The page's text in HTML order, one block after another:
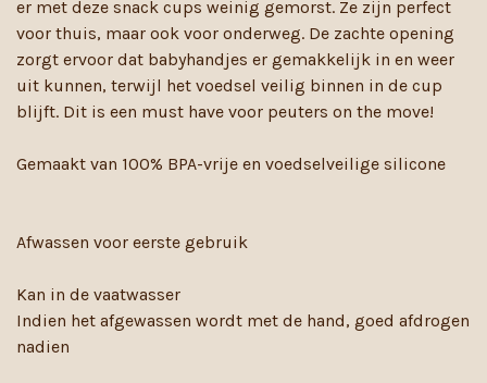
er met deze snack cups weinig gemorst. Ze zijn perfect
voor thuis, maar ook voor onderweg. De zachte opening
zorgt ervoor dat babyhandjes er gemakkelijk in en weer
uit kunnen, terwijl het voedsel veilig binnen in de cup
blijft. Dit is een must have voor peuters on the move!
Gemaakt van 100% BPA-vrije en voedselveilige silicone
Afwassen voor eerste gebruik
Kan in de vaatwasser
Indien het afgewassen wordt met de hand, goed afdrogen
nadien